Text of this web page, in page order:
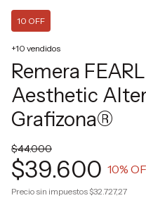
10 OFF
+10 vendidos
Remera
Aesthetic
Grafizona®
$44.000
$39.600 10%
Precio sin impuestos$32.727,27